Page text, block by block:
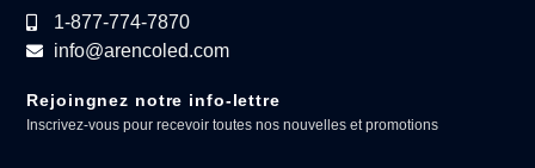
1-877-774-7870
info@arencoled.com
Rejoingnez notre info-lettre
Inscrivez-vous pour recevoir toutes nos nouvelles et promotions